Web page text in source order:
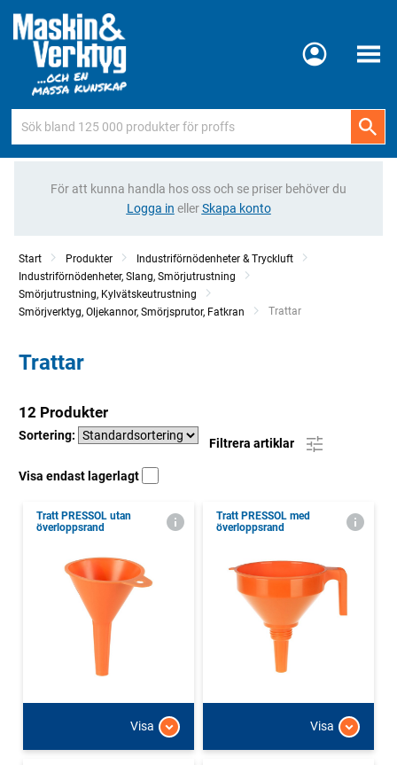
Meny
För att kunna handla hos oss och se priser behöver du
Logga in ellerSkapa konto
Start Produkter
Industriförnödenheter & Tryckluft
Industriförnödenheter, Slang, Smörjutrustning
Smörjutrustning, Kylvätskeutrustning
Smörjverktyg, Oljekannor, Smörjsprutor, Fatkran
Current:
Trattar
Trattar
12 Produkter
Sortering:
Filtrera artiklar
Visa endast lagerlagt
Tratt PRESSOL utan
överloppsrand
Visa
Tratt PRESSOL med
överloppsrand
Visa